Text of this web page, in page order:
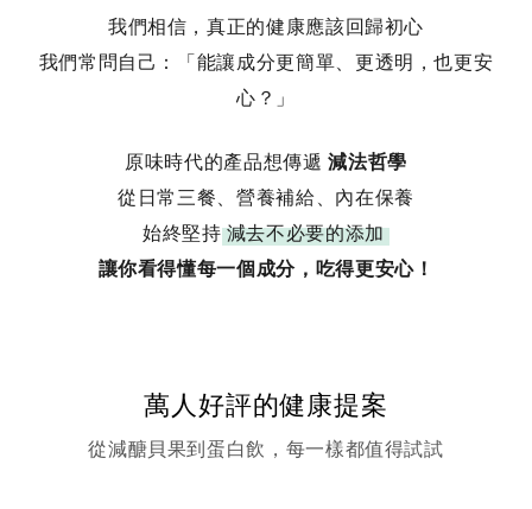
我們相信，真正的健康應該回歸初心
我們常問自己：「能讓成分更簡單、更透明，也更安
心？」
原味時代的產品想傳遞減法哲學
從日常三餐、營養補給、內在保養
始終堅持 減去不必要的添加
讓你看得懂每一個成分，吃得更安心！
萬人好評的健康提案
從減醣貝果到蛋白飲，每一樣都值得試試